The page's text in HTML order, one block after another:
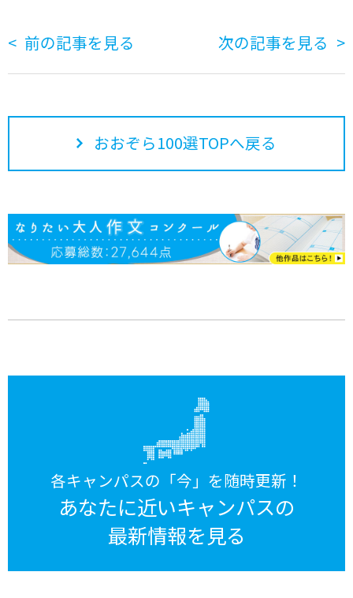
前の記事を見る 次の記事を見る
おおぞら100選TOPへ戻る
各キャンパスの「今」を随時更新！
あなたに近いキャンパスの
最新情報を見る